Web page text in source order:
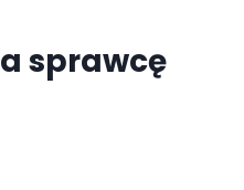
sprawcę